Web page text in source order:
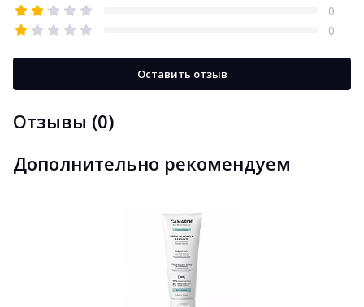
Отзывы (0)
0
0
Оставить отзыв
Дополнительно рекомендуем